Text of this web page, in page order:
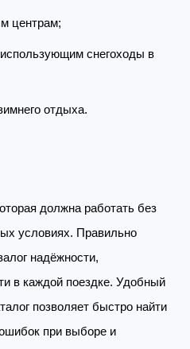
центрам;
снегоходы в
отдыха.
должна работать без
условиях. Правильно
надёжности,
в каждой поездке. Удобный
позволяет быстро найти
при выборе и